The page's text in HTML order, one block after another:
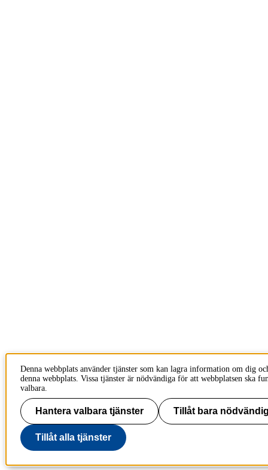
Denna webbplats använder tjänster som kan lagra information om dig
denna webbplats. Vissa tjänster är nödvändiga för att webbplatsen ska
valbara.
Hantera valbara tjänster Tillåt bara
Tillåt alla tjänster